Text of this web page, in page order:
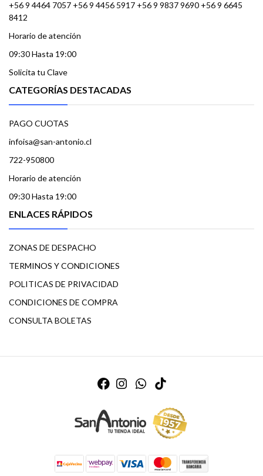
+56 9 4464 7057 +56 9 4456 5917 +56 9 9837 9690 +56 9 6645
8412
Horario de atención
09:30 Hasta 19:00
Solicita tu Clave
CATEGORÍAS DESTACADAS
PAGO CUOTAS
infoisa@san-antonio.cl
722-950800
Horario de atención
09:30 Hasta 19:00
ENLACES RÁPIDOS
ZONAS DE DESPACHO
TERMINOS Y CONDICIONES
POLITICAS DE PRIVACIDAD
CONDICIONES DE COMPRA
CONSULTA BOLETAS